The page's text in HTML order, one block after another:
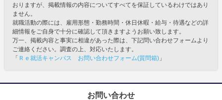
おりますが、掲載情報の内容についてすべてを保証しているわけではあり
ません。
就職活動の際には、雇用形態・勤務時間・休日休暇・給与・待遇などの詳
細情報をご自身で十分に確認して頂きますようお願い致します。
万一、掲載内容と事実に相違があった際は、下記問い合わせフォームより
ご連絡ください。調査の上、対応いたします。
「 Ｒｅ就活キャンパス お問い合わせフォーム(質問箱) 」
お問い合わせ